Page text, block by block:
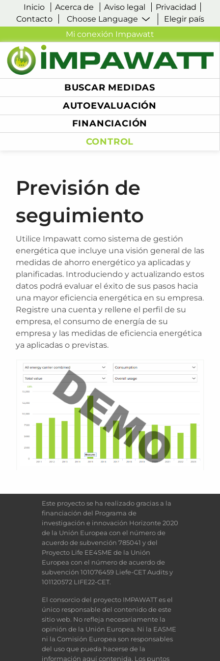
Inicio Acerca de Aviso legal
Privacidad
Contacto
Elegir país
Mi conexión Impawatt
BUSCAR MEDIDAS
AUTOEVALUACIÓN
FINANCIACIÓN
CONTROL
Previsión de
seguimiento
Utilice Impawatt como sistema de gestión
energética que incluye una visión general de las
medidas de ahorro energético ya aplicadas y
planificadas. Introduciendo y actualizando estos
datos podrá evaluar el éxito de sus pasos hacia
una mayor eficiencia energética en su empresa.
Registre una cuenta y rellene el perfil de su
empresa, el consumo de energía de su
empresa y las medidas de eficiencia energética
ya aplicadas o previstas.
Este proyecto se ha realizado gracias a la
financiación del Programa de
investigación e innovación Horizonte 2020
de la Unión Europea con el número de
acuerdo de subvención 785041 y del
Proyecto Life EE4SME de la Unión
Europea con el número de acuerdo de
subvención 101076459 Liefe-CET Audits y
101120572 LIFE22-CET.
El consorcio del proyecto IMPAWATT es el
único responsable del contenido de este
sitio web. No refleja necesariamente la
opinión de la Unión Europea. Ni la EASME
ni la Comisión Europea son responsables
del uso que pueda hacerse de la
información aquí contenida. Los puntos